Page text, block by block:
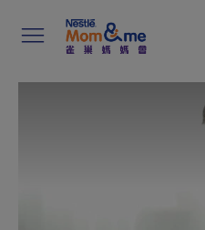
Search